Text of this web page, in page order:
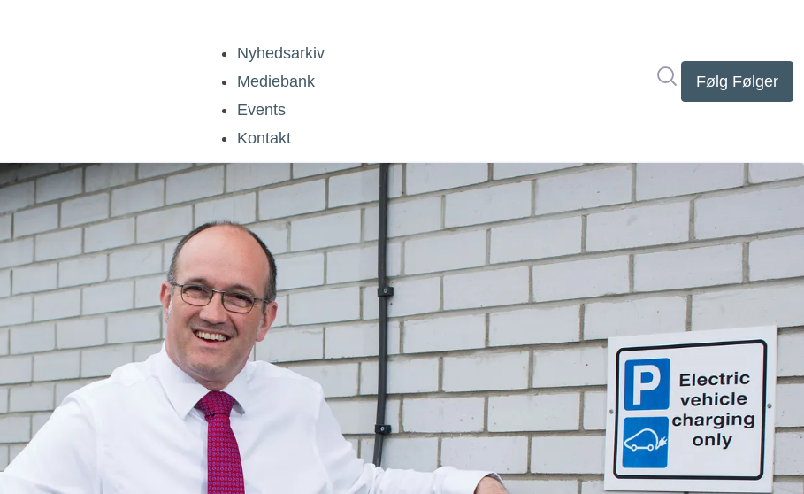
Nyhedsarkiv
Mediebank
Events
Kontakt
Følg Følger